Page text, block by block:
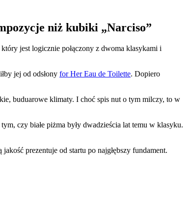
niż kubiki „Narciso”
jest logicznie połączony z dwoma klasykami i
jej od odsłony for Her Eau de Toilette. Dopiero
buduarowe klimaty. I choć spis nut o tym milczy, to w
czy białe piżma były dwadzieścia lat temu w klasyku.
prezentuje od startu po najgłębszy fundament.